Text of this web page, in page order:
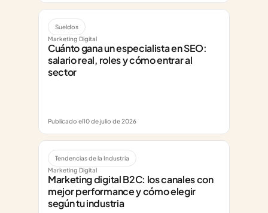
Sueldos
Marketing Digital
Cuánto gana un especialista en SEO:
salario real, roles y cómo entrar al
sector
Publicado el10 de julio de 2026
Tendencias de la Industria
Marketing Digital
Marketing digital B2C: los canales con
mejor performance y cómo elegir
según tu industria